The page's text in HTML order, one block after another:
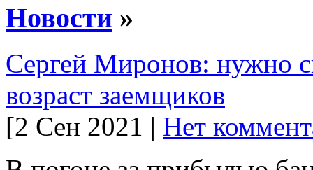
Новости »
Сергей Миронов: нужно
возраст заемщиков
[2 Сен 2021 | Нет